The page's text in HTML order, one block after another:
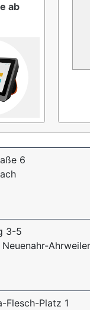
ab
6
3-5
Ahrweiler
Flesch-Platz 1